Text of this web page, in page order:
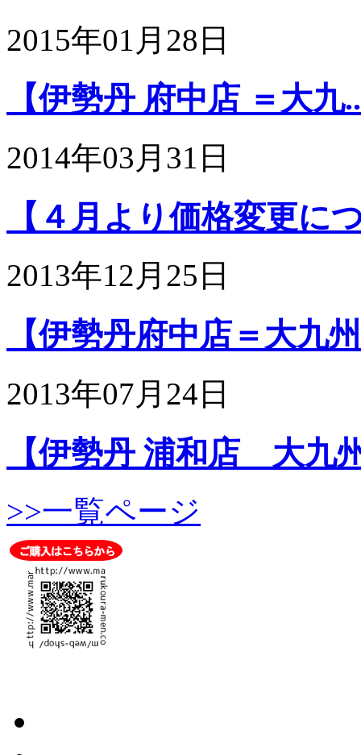
2015年01月28日
【伊勢丹 府中店 ＝大九
2014年03月31日
【４月より価格変更に
2013年12月25日
【伊勢丹府中店＝大九
2013年07月24日
【伊勢丹 浦和店 大九
>>一覧ページ